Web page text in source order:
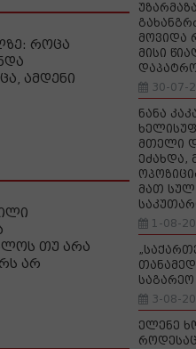
როცა
ამდენი
თუ არა
არ
მოვიდა
მისი
30-07-
ნანა
მთელი
ეძახდა,
მათ სულ
1-08-
3-08-
ელენე